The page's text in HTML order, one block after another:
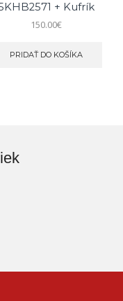
+ Kufrík
150.00€
PRIDAŤ DO KOŠÍKA